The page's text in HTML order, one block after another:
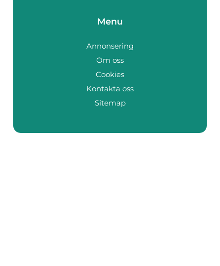
Menu
Annonsering
Om oss
Cookies
Kontakta oss
Sitemap